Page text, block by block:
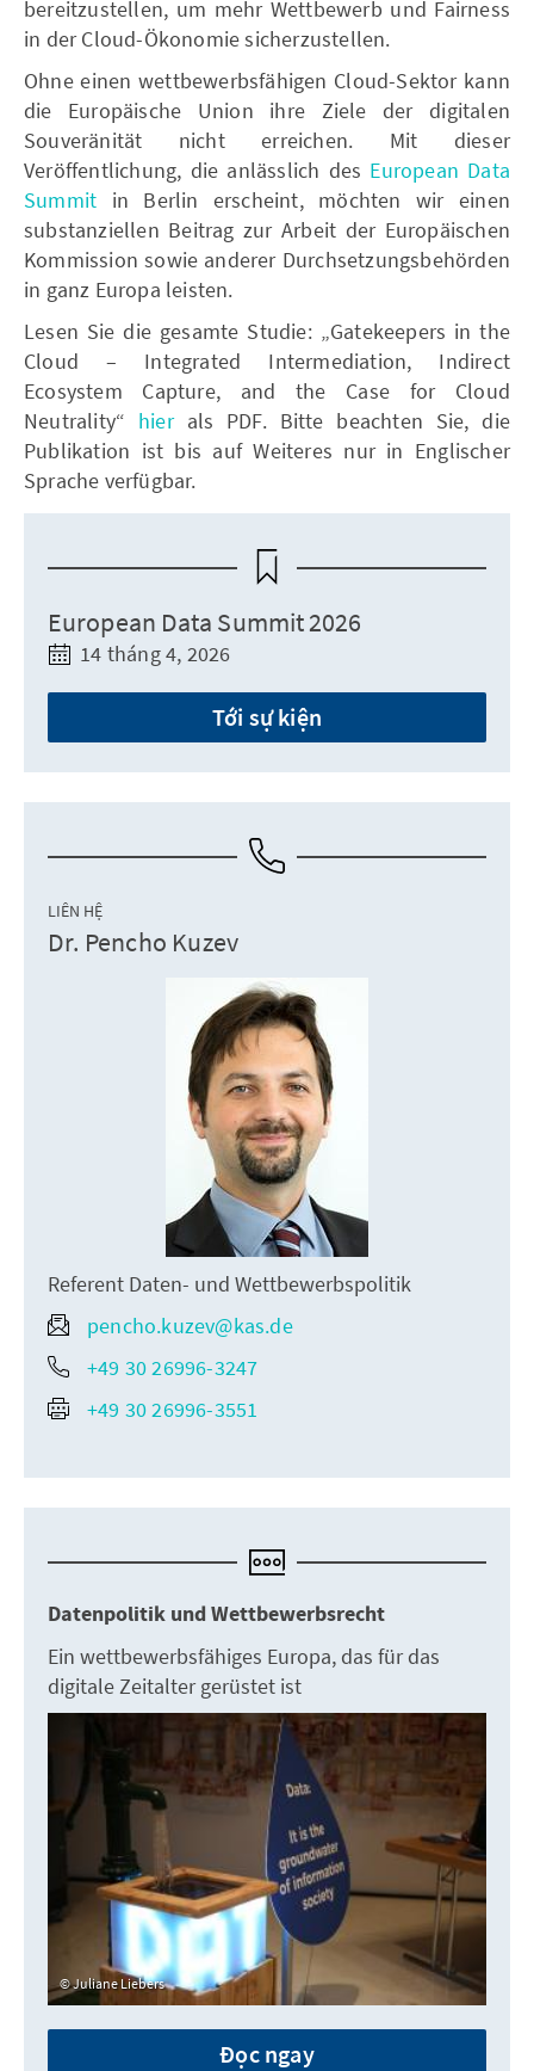
bereitzustellen, um mehr Wettbewerb und Fairness
in der Cloud-Ökonomie sicherzustellen.
Ohne einen wettbewerbsfähigen Cloud-Sektor kann
die Europäische Union ihre Ziele der digitalen
Souveränität nicht erreichen. Mit dieser
Veröffentlichung, die anlässlich des European Data
Summit in Berlin erscheint, möchten wir einen
substanziellen Beitrag zur Arbeit der Europäischen
Kommission sowie anderer Durchsetzungsbehörden
in ganz Europa leisten.
Lesen Sie die gesamte Studie: „Gatekeepers in the
Cloud – Integrated Intermediation, Indirect
Ecosystem Capture, and the Case for Cloud
Neutrality“ hierals PDF. Bitte beachten Sie, die
Publikation ist bis auf Weiteres nur in Englischer
Sprache verfügbar.
European Data Summit 2026
14 tháng 4, 2026
Tới sự kiện
LIÊN HỆ
Dr. Pencho Kuzev
Referent Daten- und Wettbewerbspolitik
pencho.kuzev@kas.de
+49 30 26996-3247
+49 30 26996-3551
Datenpolitik und Wettbewerbsrecht
Ein wettbewerbsfähiges Europa, das für das
digitale Zeitalter gerüstet ist
Juliane Liebers
Đọc ngay